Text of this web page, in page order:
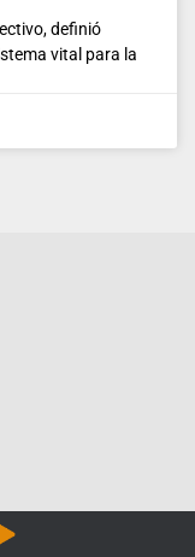
definió
vital para la